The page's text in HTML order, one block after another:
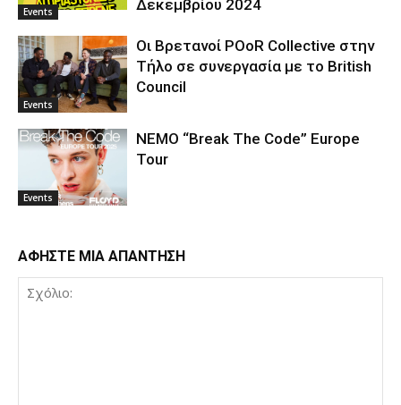
Events Δεκεμβρίου 2024
Events
Οι Βρετανοί POoR Collective στην
Τήλο σε συνεργασία με το British
Council
Events
NEMO “Break The Code” Europe
Tour
ΑΦΗΣΤΕ ΜΙΑ ΑΠΑΝΤΗΣΗ